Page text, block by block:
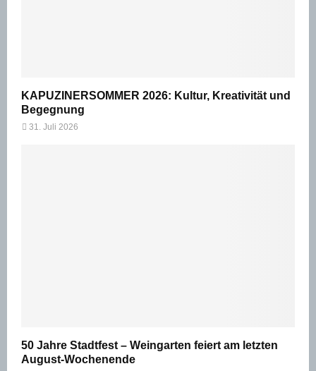
KAPUZINERSOMMER 2026: Kultur, Kreativität und
Begegnung
31. Juli 2026
50 Jahre Stadtfest – Weingarten feiert am letzten
August-Wochenende